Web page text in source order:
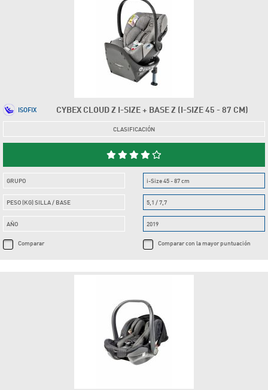
CYBEX CLOUD Z I-SIZE + BASE Z (I-SIZE 45 - 87 CM)
ISOFIX
CLASIFICACIÓN
GRUPO
PESO (KG) SILLA / BASE
AÑO
Comparar
i-Size 45 - 87 cm
5,1 / 7,7
2019
Comparar con la mayor puntuación